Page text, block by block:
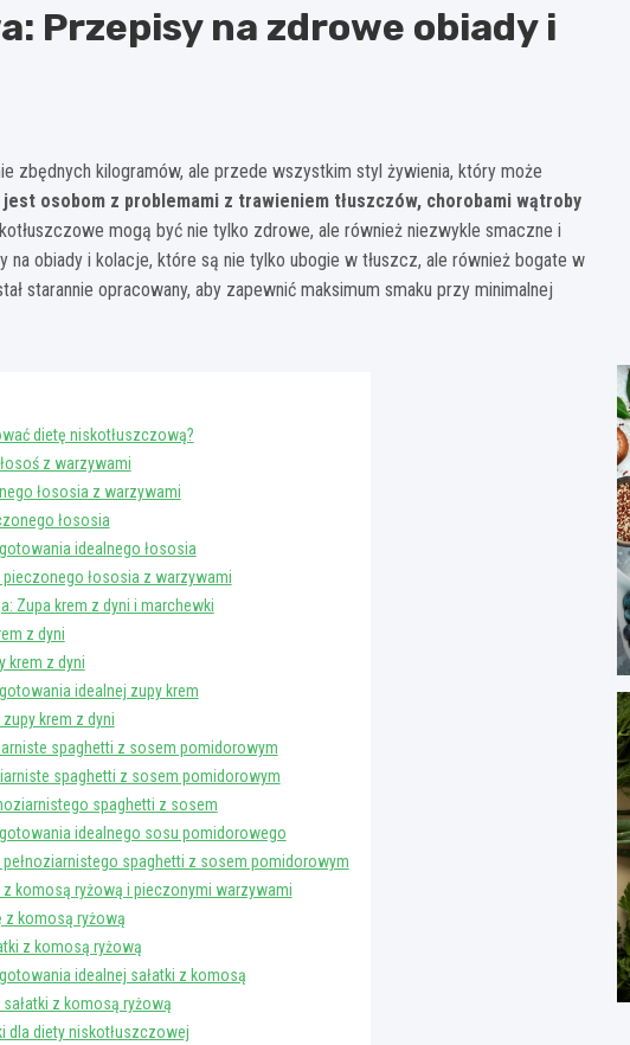
Przepisy na zdrowe obiady i
zbędnych kilogramów, ale przede wszystkim styl żywienia, który może
osobom z problemami z trawieniem tłuszczów, chorobami wątroby
mogą być nie tylko zdrowe, ale również niezwykle smaczne i
obiady i kolacje, które są nie tylko ubogie w tłuszcz, ale również bogate w
starannie opracowany, aby zapewnić maksimum smaku przy minimalnej
dietę niskotłuszczową?
z warzywami
łososia z warzywami
łososia
idealnego łososia
łososia z warzywami
Zupa krem z dyni i marchewki
z dyni
krem z dyni
idealnej zupy krem
krem z dyni
spaghetti z sosem pomidorowym
spaghetti z sosem pomidorowym
spaghetti z sosem
idealnego sosu pomidorowego
spaghetti z sosem pomidorowym
z komosą ryżową i pieczonymi warzywami
z komosą ryżową
z komosą ryżową
idealnej sałatki z komosą
z komosą ryżową
dla diety niskotłuszczowej